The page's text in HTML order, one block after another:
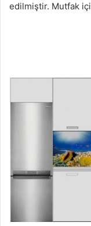
edilmiştir. Mutfak